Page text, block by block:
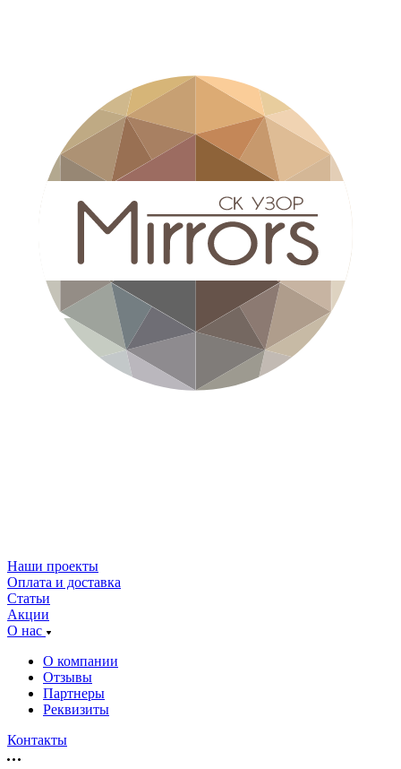
Наши проекты
Оплата и доставка
Статьи
Акции
О нас
О компании
Отзывы
Партнеры
Реквизиты
Контакты